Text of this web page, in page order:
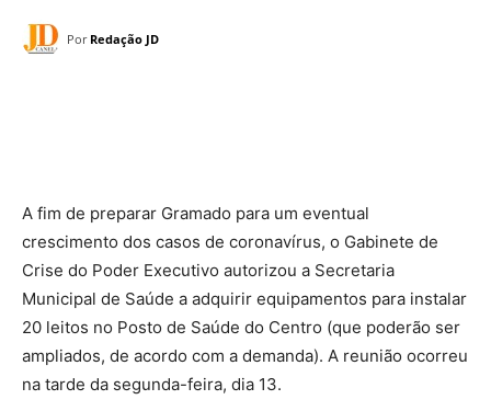
Por Redação JD
A fim de preparar Gramado para um eventual
crescimento dos casos de coronavírus, o Gabinete de
Crise do Poder Executivo autorizou a Secretaria
Municipal de Saúde a adquirir equipamentos para instalar
20 leitos no Posto de Saúde do Centro (que poderão ser
ampliados, de acordo com a demanda). A reunião ocorreu
na tarde da segunda-feira, dia 13.